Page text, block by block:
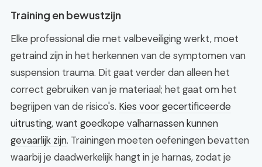
Training en bewustzijn
Elke professional die met valbeveiliging werkt, moet
getraind zijn in het herkennen van de symptomen van
suspension trauma. Dit gaat verder dan alleen het
correct gebruiken van je materiaal; het gaat om het
begrijpen van de risico's. Kies voor gecertificeerde
uitrusting, want goedkope valharnassen kunnen
gevaarlijk zijn. Trainingen moeten oefeningen bevatten
waarbij je daadwerkelijk hangt in je harnas, zodat je